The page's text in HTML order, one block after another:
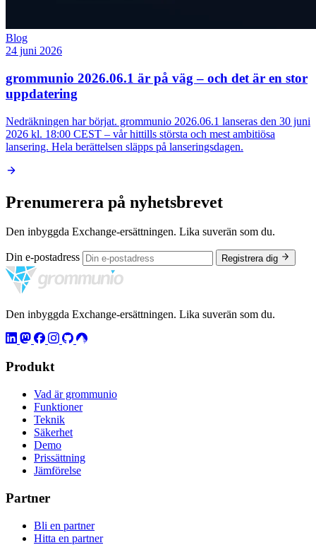
Blog
24 juni 2026
grommunio 2026.06.1 är på väg – och det är en stor
uppdatering
Nedräkningen har börjat. grommunio 2026.06.1 lanseras den 30 juni
2026 kl. 18:00 CEST – vår hittills största och mest ambitiösa
lansering. Hela berättelsen släpps på lanseringsdagen.
Prenumerera på nyhetsbrevet
Den inbyggda Exchange-ersättningen. Lika suverän som du.
Din e-postadress Registrera dig
Den inbyggda Exchange-ersättningen. Lika suverän som du.
Produkt
Vad är grommunio
Funktioner
Teknik
Säkerhet
Demo
Prissättning
Jämförelse
Partner
Bli en partner
Hitta en partner